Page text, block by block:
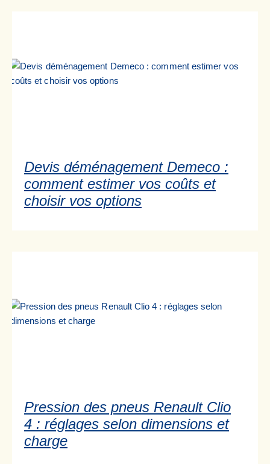
Devis déménagement Demeco :
comment estimer vos coûts et
choisir vos options
Pression des pneus Renault Clio
4 : réglages selon dimensions et
charge